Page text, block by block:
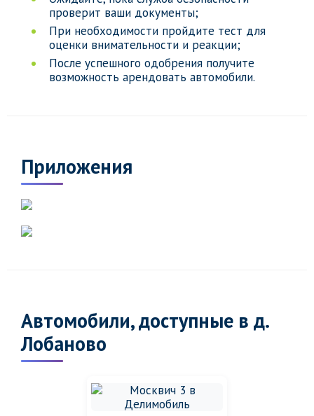
проверит ваши документы;
При необходимости пройдите тест для
оценки внимательности и реакции;
После успешного одобрения получите
возможность арендовать автомобили.
Приложения
Автомобили, доступные в д.
Лобаново